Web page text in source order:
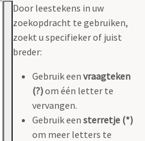
Door leestekens in uw
zoekopdracht te gebruiken,
zoekt u specifieker of juist
breder:
Gebruik een vraagteken
(?)om één letter te
vervangen.
Gebruik een sterretje (*)
om meer letters te